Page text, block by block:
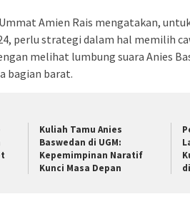
Amien Rais mengatakan,
perlu strategi dalam hal memilih
melihat lumbung suara Anies
bagian barat.
Kuliah Tamu Anies
Baswedan di UGM:
Kepemimpinan Naratif
Kunci Masa Depan